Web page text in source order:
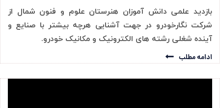
بازدید علمی دانش آموزان هنرستان علوم و فنون شمال از
شرکت نگارخودرو در جهت آشنایی هرچه بیشتر با صنایع و
آینده شغلی رشته های الکترونیک و مکانیک خودرو.
ادامه مطلب